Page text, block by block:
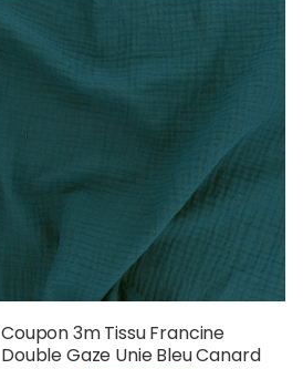
Coupon 3m Tissu Francine
Double Gaze Unie Bleu Canard